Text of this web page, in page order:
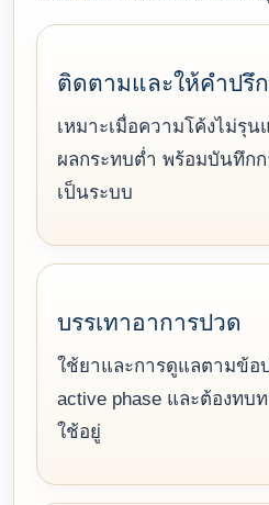
ติดตามและให้คำปรึ
เหมาะเมื่อความโค้งไม่รุน
ผลกระทบต่ำ พร้อมบันทึกก
เป็นระบบ
บรรเทาอาการปวด
ใช้ยาและการดูแลตามข้อ
active phase และต้องทบ
ใช้อยู่